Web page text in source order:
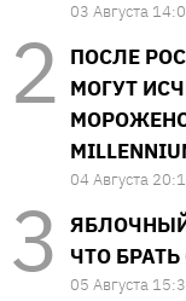
03 Августа
ПОСЛЕ
МОГУТ
04 Августа
ЧТО
05 Августа